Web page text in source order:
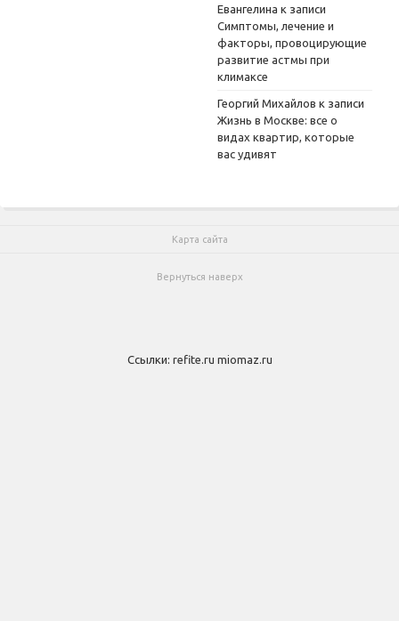
Евангелина к записи
Симптомы, лечение и
факторы, провоцирующие
развитие астмы при
климаксе
Георгий Михайлов к записи
Жизнь в Москве: все о
видах квартир, которые
вас удивят
Карта сайта
Вернуться наверх
Ссылки: refite.ru miomaz.ru